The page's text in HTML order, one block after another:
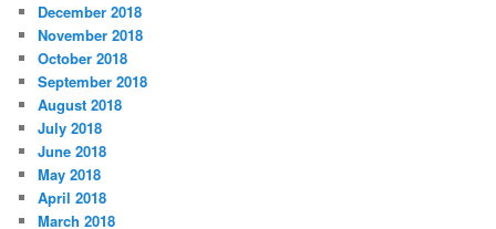
December 2018
November 2018
October 2018
September 2018
August 2018
July 2018
June 2018
May 2018
April 2018
March 2018